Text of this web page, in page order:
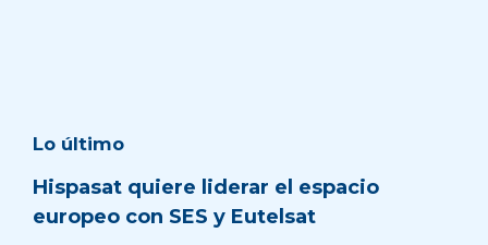
Lo último
Hispasat quiere liderar el espacio
europeo con SES y Eutelsat